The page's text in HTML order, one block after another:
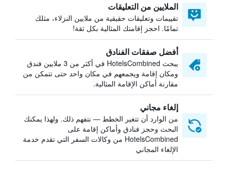
الملايين من التعليقات
تقييمات وتعليقات حقيقية من ملايين النزلاء، مثلك
تمامًا. احجز إقامتك المثالية بكل ثقة!
أفضل صفقات الفنادق
يبحث HotelsCombined في أكثر من 3 ملايين فندق
ومكان إقامة ويجمعهم في مكان واحد حتى تتمكن من
مقارنة أماكن الإقامة المثالية.
إلغاء مجاني
من الوارد أن تتغير الخطط — نتفهم ذلك. ولهذا يمكنك
البحث وحجز فنادق وأماكن إقامة على
HotelsCombined من وكالات السفر التي تقدم خدمة
الإلغاء المجاني